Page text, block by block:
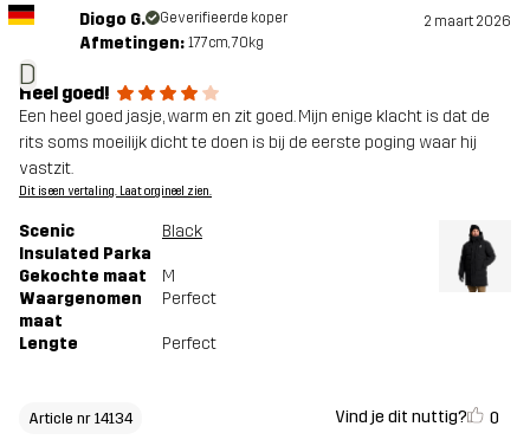
D
Diogo G. Geverifieerde koper 2 maart 2026
Afmetingen: 177cm, 70kg
Heel goed!
Een heel goed jasje, warm en zit goed. Mijn enige klacht is dat de
rits soms moeilijk dicht te doen is bij de eerste poging waar hij
vastzit.
Dit is een vertaling. Laat orgineel zien.
Scenic
Insulated Parka
Black
Gekochte maat
M
Waargenomen
maat
Perfect
Lengte Perfect
Article nr 14134 Vind je dit nuttig? 0